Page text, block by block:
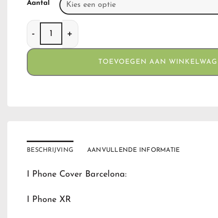
Aantal
I Phone Cover Barcelona aantal
TOEVOEGEN AAN
BESCHRIJVING AANVULLENDE INFORMATIE
I Phone Cover Barcelona:
I Phone XR